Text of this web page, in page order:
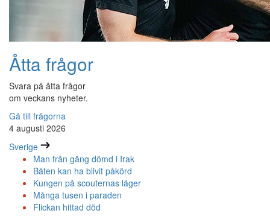
Åtta frågor
Svara på åtta frågor
om veckans nyheter.
Gå till frågorna
4 augusti 2026
Sverige
Man från gäng dömd i Irak
Båten kan ha blivit påkörd
Kungen på scouternas läger
Många tusen i paraden
Flickan hittad död